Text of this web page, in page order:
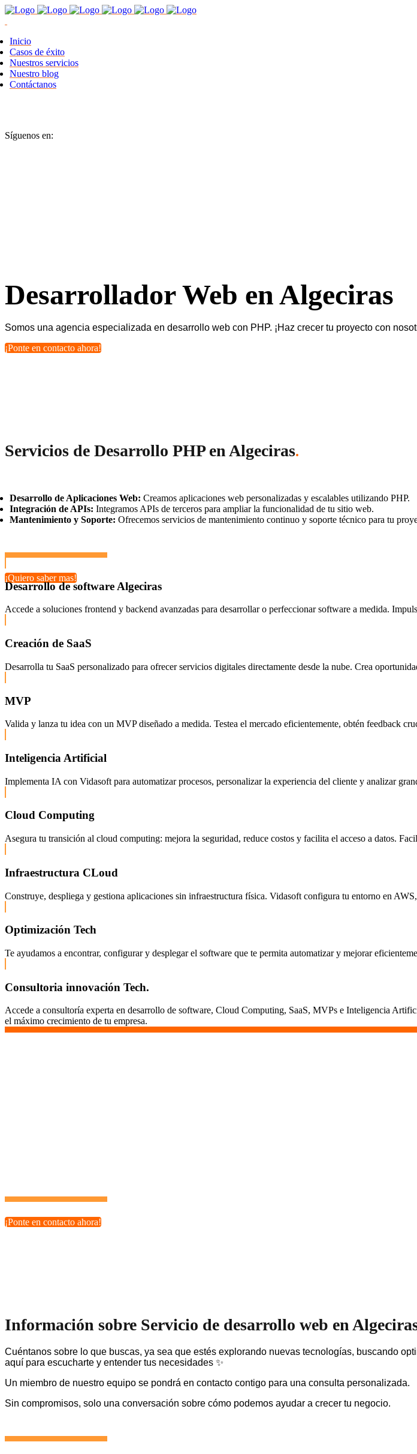
Inicio
Casos de éxito
Nuestros servicios
Nuestro blog
Contáctanos
Síguenos en:
Desarrollador Web en Algeciras
Somos una agencia especializada en desarrollo web con PHP. ¡Haz crecer tu proyecto con
¡Ponte en contacto ahora!
Servicios de Desarrollo PHP en Algeciras.
Desarrollo de Aplicaciones Web: Creamos aplicaciones web personalizadas y escalables utilizando PHP.
Integración de APIs: Integramos APIs de terceros para ampliar la funcionalidad de tu sitio web.
Mantenimiento y Soporte: Ofrecemos servicios de mantenimiento continuo y soporte técnico para tu
¡Quiero saber mas!
Desarrollo de software Algeciras
Accede a soluciones frontend y backend avanzadas para desarrollar o perfeccionar software a medida.
Creación de SaaS
Desarrolla tu SaaS personalizado para ofrecer servicios digitales directamente desde la nube. Crea
MVP
Valida y lanza tu idea con un MVP diseñado a medida. Testea el mercado eficientemente, obtén feedback
Inteligencia Artificial
Implementa IA con Vidasoft para automatizar procesos, personalizar la experiencia del cliente y analizar
Cloud Computing
Asegura tu transición al cloud computing: mejora la seguridad, reduce costos y facilita el acceso a datos.
Infraestructura CLoud
Construye, despliega y gestiona aplicaciones sin infraestructura física. Vidasoft configura tu entorno en
Optimización Tech
Te ayudamos a encontrar, configurar y desplegar el software que te permita automatizar y mejorar
Consultoria innovación Tech.
Accede a consultoría experta en desarrollo de software, Cloud Computing, SaaS, MVPs e Inteligencia
el máximo crecimiento de tu empresa.
¡Ponte en contacto ahora!
Información sobre Servicio de desarrollo web en
Cuéntanos sobre lo que buscas, ya sea que estés explorando nuevas tecnologías, buscando
aquí para escucharte y entender tus necesidades ✨
Un miembro de nuestro equipo se pondrá en contacto contigo para una consulta personalizada.
Sin compromisos, solo una conversación sobre cómo podemos ayudar a crecer tu negocio.